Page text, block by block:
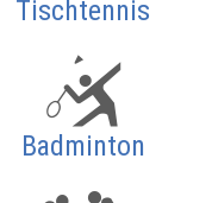
Tischtennis
Badminton